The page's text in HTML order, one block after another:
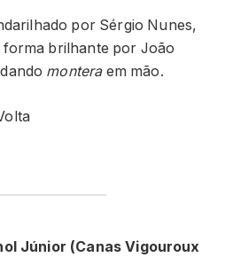
por Sérgio Nunes,
forma brilhante por João
montera em mão.
Júnior (Canas Vigouroux